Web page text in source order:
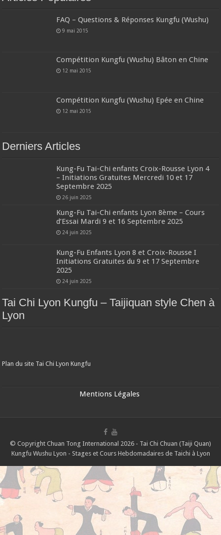
FAQ – Questions & Réponses Kungfu (Wushu)
9 mai 2015
Compétition Kungfu (Wushu) Bâton en Chine
12 mai 2015
Compétition Kungfu (Wushu) Epée en Chine
12 mai 2015
Derniers Articles
Kung-Fu Tai-Chi enfants Croix-Rousse Lyon 4
– Initiations Gratuites Mercredi 10 et 17
Septembre 2025
26 juin 2025
Kung-Fu Tai-Chi enfants Lyon 8ème – Cours
d’Essai Mardi 9 et 16 Septembre 2025
24 juin 2025
Kung-Fu Enfants Lyon 8 et Croix-Rousse I
Initiations Gratuites du 9 et 17 Septembre
2025
24 juin 2025
Tai Chi Lyon Kungfu – Taijiquan style Chen à
Lyon
Plan du site Tai Chi Lyon Kungfu
Mentions Légales
© Copyright Chuan Tong International 2026 - Tai Chi Chuan (Taiji Quan)
Kungfu Wushu Lyon - Stages et Cours Hebdomadaires de Taichi à Lyon